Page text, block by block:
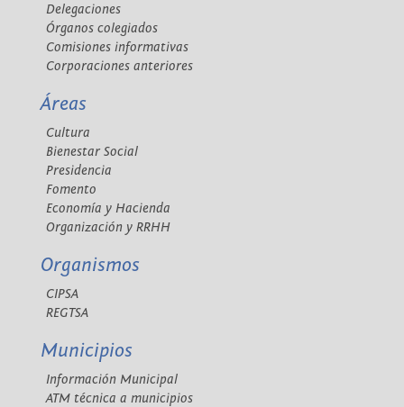
Delegaciones
Órganos colegiados
Comisiones informativas
Corporaciones anteriores
Áreas
Cultura
Bienestar Social
Presidencia
Fomento
Economía y Hacienda
Organización y RRHH
Organismos
CIPSA
REGTSA
Municipios
Información Municipal
ATM técnica a municipios